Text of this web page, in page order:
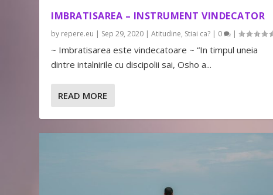
IMBRATISAREA – INSTRUMENT VINDECATOR
by repere.eu | Sep 29, 2020 |Atitudine, Stiai ca? | 0 |
~ Imbratisarea este vindecatoare ~ “In timpul uneia
dintre intalnirile cu discipolii sai, Osho a...
READ MORE